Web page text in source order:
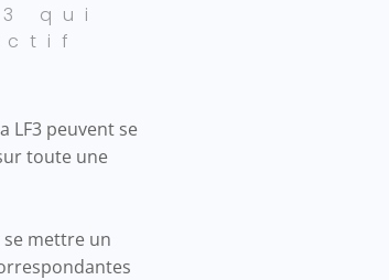
qui
LF3 peuvent se
toute une
se mettre un